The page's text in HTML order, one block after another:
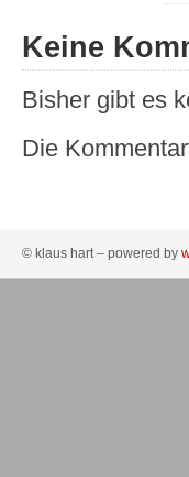
Keine
Bisher gibt es
Die
© klaus hart – powered by